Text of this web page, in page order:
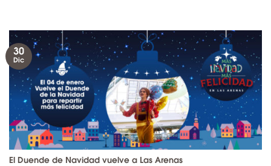
El Duende de Navidad vuelve a Las Arenas
30
Dic